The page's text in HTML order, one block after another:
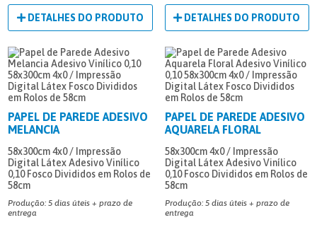
DETALHES DO PRODUTO DETALHES DO PRODUTO
PAPEL DE PAREDE ADESIVO
MELANCIA
58x300cm4x0 / Impressão
Digital LátexAdesivo Vinílico
0,10 Fosco Divididos em Rolos de
58cm
Produção: 5 dias úteis + prazo de
entrega
PAPEL DE PAREDE ADESIVO
AQUARELA FLORAL
58x300cm 4x0 / Impressão
Digital Látex Adesivo Vinílico
0,10 Fosco Divididos em Rolos de
58cm
Produção: 5 dias úteis + prazo de
entrega